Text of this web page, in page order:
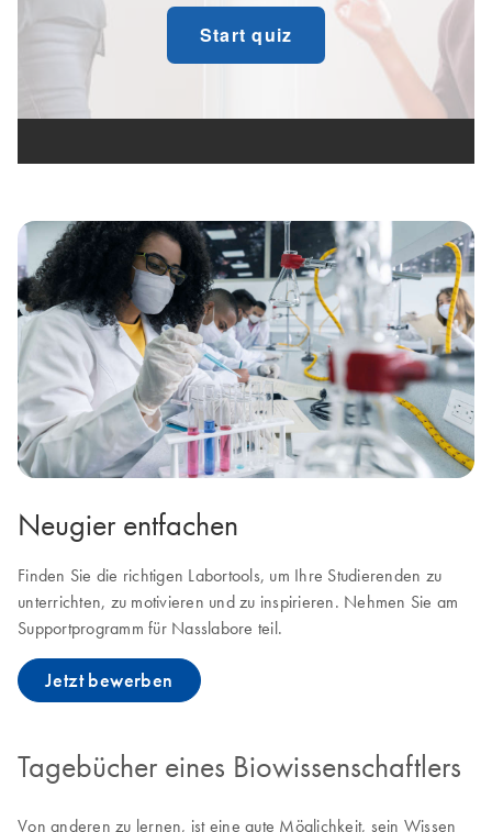
Neugier entfachen
Finden Sie die richtigen Labortools, um Ihre Studierenden zu
unterrichten, zu motivieren und zu inspirieren. Nehmen Sie am
Supportprogramm für Nasslabore teil.
Jetzt bewerben
Tagebücher eines Biowissenschaftlers
Von anderen zu lernen, ist eine gute Möglichkeit, sein Wissen